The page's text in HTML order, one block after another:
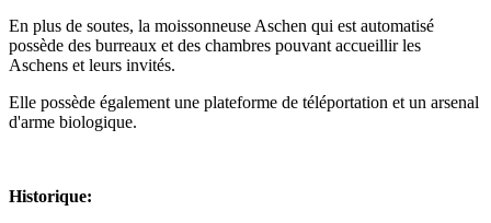
En plus de soutes, la moissonneuse Aschen qui est automatisé
possède des burreaux et des chambres pouvant accueillir les
Aschens et leurs invités.
Elle possède également une plateforme de téléportation et un arsenal
d'arme biologique.
Historique: